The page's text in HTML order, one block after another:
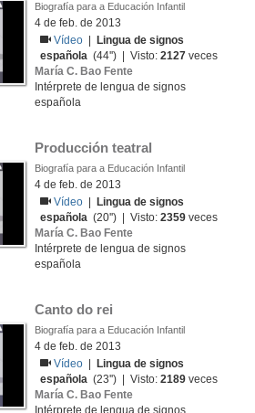
Biografía para a Educación Infantil
4 de feb. de 2013
Vídeo
Lingua de signos
española (44'') | Visto:2127 veces
María C. Bao Fente
Intérprete de lengua de signos
española
Producción teatral
Biografía para a Educación Infantil
4 de feb. de 2013
Vídeo
Lingua de signos
española (20'') | Visto:2359 veces
María C. Bao Fente
Intérprete de lengua de signos
española
Canto do rei
Biografía para a Educación Infantil
4 de feb. de 2013
Vídeo
Lingua de signos
española (23'') | Visto:2189 veces
María C. Bao Fente